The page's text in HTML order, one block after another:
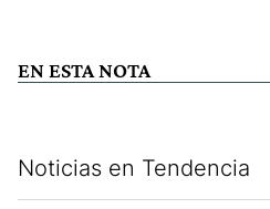
EN ESTA NOTA
Noticias en Tendencia